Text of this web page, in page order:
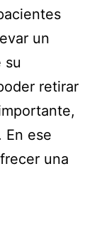
un
su
retirar
En ese
una